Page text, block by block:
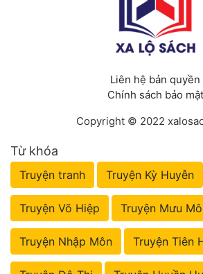
Liên hệ bản quyền
Chính sách bảo mật
Copyright © 2022
Từ khóa
Truyện tranh Truyện Kỳ Huyễn
Truyện Võ Hiệp Truyện Mưu Mô
Truyện Nhập Môn Truyện Tiên